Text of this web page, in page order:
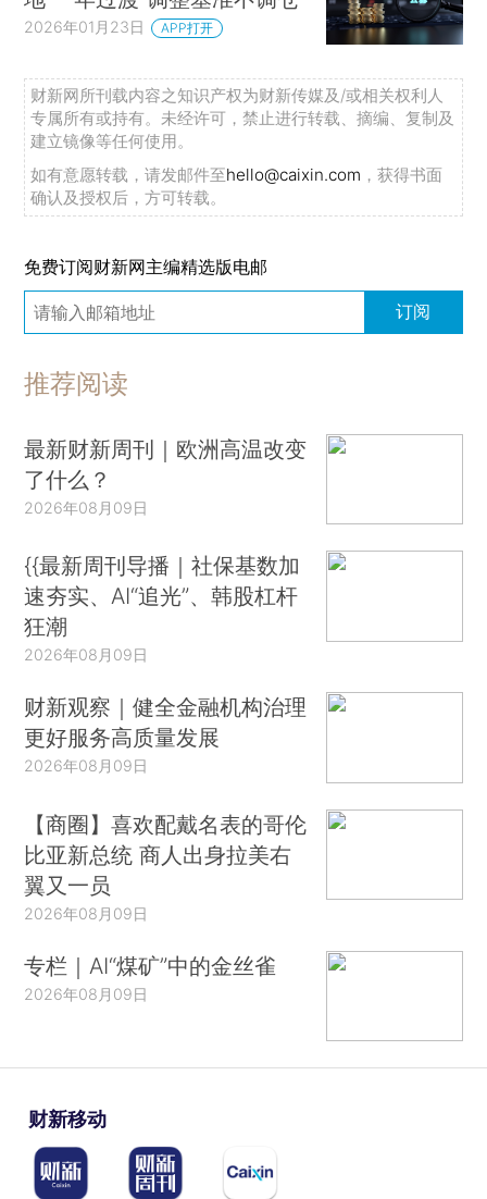
2026年01月23日 APP打开
财新网所刊载内容之知识产权为财新传媒及/或相关权利人
专属所有或持有。未经许可，禁止进行转载、摘编、复制及
建立镜像等任何使用。
如有意愿转载，请发邮件至hello@caixin.com ，获得书面
确认及授权后，方可转载。
免费订阅财新网主编精选版电邮
订阅
推荐阅读
最新财新周刊｜欧洲高温改变
了什么？
2026年08月09日
{{最新周刊导播｜社保基数加
速夯实、AI“追光”、韩股杠杆
狂潮
2026年08月09日
财新观察｜健全金融机构治理
更好服务高质量发展
2026年08月09日
【商圈】喜欢配戴名表的哥伦
比亚新总统 商人出身拉美右
翼又一员
2026年08月09日
专栏｜AI“煤矿”中的金丝雀
2026年08月09日
财新移动